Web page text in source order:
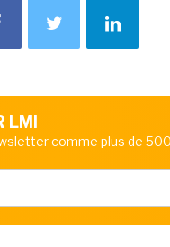
LMI
comme plus de